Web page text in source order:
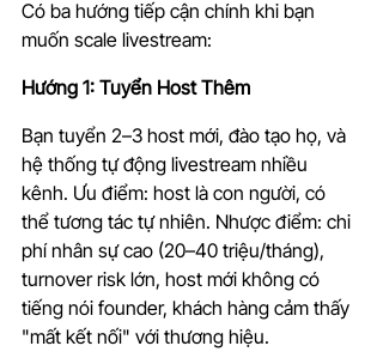
Có ba hướng tiếp cận chính khi bạn
muốn scale livestream:
Hướng 1: Tuyển Host Thêm
Bạn tuyển 2–3 host mới, đào tạo họ, và
hệ thống tự động livestream nhiều
kênh. Ưu điểm: host là con người, có
thể tương tác tự nhiên. Nhược điểm: chi
phí nhân sự cao (20–40 triệu/tháng),
turnover risk lớn, host mới không có
tiếng nói founder, khách hàng cảm thấy
"mất kết nối" với thương hiệu.